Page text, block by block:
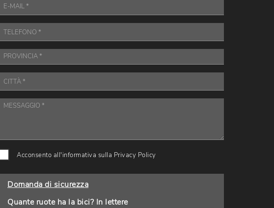
Acconsento all'informativa sulla Privacy Policy
Domanda di sicurezza
Quante ruote ha la bici? In lettere